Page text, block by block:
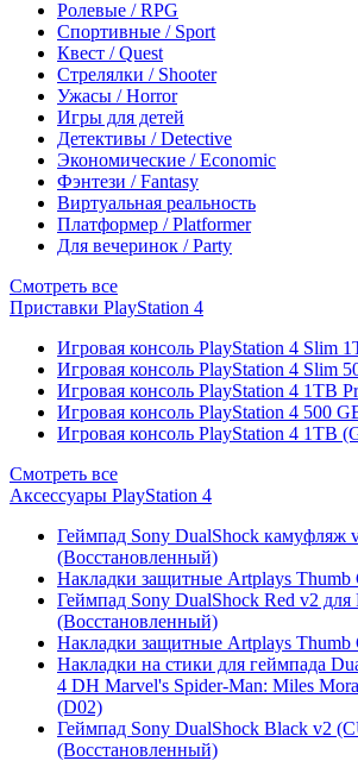
Ролевые / RPG
Спортивные / Sport
Квест / Quest
Стрелялки / Shooter
Ужасы / Horror
Игры для детей
Детективы / Detective
Экономические / Economic
Фэнтези / Fantasy
Виртуальная реальность
Платформер / Platformer
Для вечеринок / Party
Смотреть все
Приставки PlayStation 4
Игровая консоль PlayStation 4 Slim
Игровая консоль PlayStation 4 Slim
Игровая консоль PlayStation 4 1TB
Игровая консоль PlayStation 4 500
Игровая консоль PlayStation 4 1TB
Смотреть все
Аксессуары PlayStation 4
Геймпад Sony DualShock камуфляж
(Восстановленный)
Накладки защитные Artplays Thumb
Геймпад Sony DualShock Red v2
(Восстановленный)
Накладки защитные Artplays Thumb
Накладки на стики для геймпада
4 DH Marvel's Spider-Man: Miles
(D02)
Геймпад Sony DualShock Black v2
(Восстановленный)